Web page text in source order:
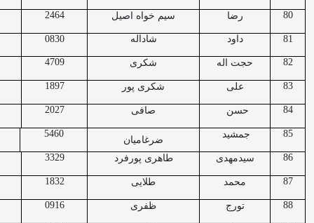
80 رضا سیم خواه اصیل 2464
81 داود شاداله 0830
82 حجت اله شکری 4709
83 علی شکری پور 1897
84 حسن صافی 2027
85 جمشید
ضرغامیان
5460
86 سیدمهدی طاهری پورفرد 3329
87 محمد طلایی 1832
88 تورج ظفری 0916